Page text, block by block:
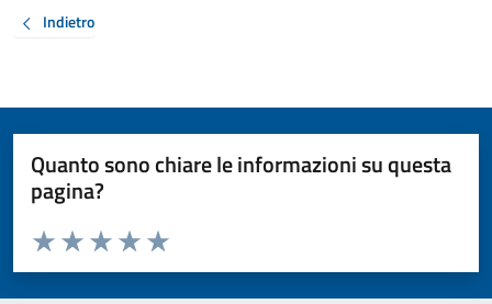
Indietro
Quanto sono chiare le informazioni su questa
pagina?
Valuta da 1 a 5 stelle la pagina
Valuta 5 stelle su 5
Valuta 4 stelle su 5
Valuta 3 stelle su 5
Valuta 2 stelle su 5
Valuta 1 stelle su 5